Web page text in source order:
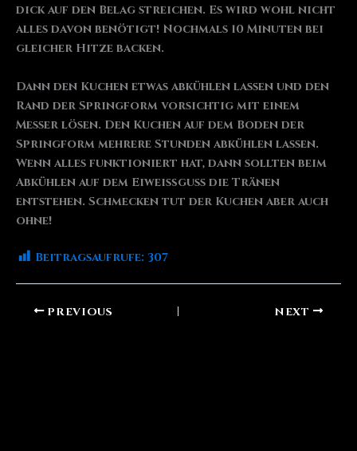
dick auf den Belag streichen. Es wird wohl nicht
alles davon benötigt! Nochmals 10 Minuten bei
gleicher Hitze backen.
Dann den Kuchen etwas abkühlen lassen und den
Rand der Springform vorsichtig mit einem
Messer lösen. Den Kuchen auf dem Boden der
Springform mehrere Stunden abkühlen lassen.
Wenn alles funktioniert hat, dann sollten beim
Abkühlen auf dem Eiweißguss die Tränen
entstehen. Schmecken tut der Kuchen aber auch
ohne!
Beitragsaufrufe: 307
PREVIOUS NEXT